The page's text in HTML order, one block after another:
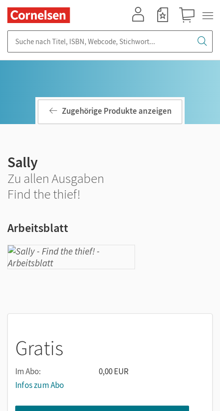
Zugehörige Produkte anzeigen
Sally
Zu allen Ausgaben
Find the thief!
Arbeitsblatt
Gratis
Im Abo:
0,00 EUR
Infos zum Abo